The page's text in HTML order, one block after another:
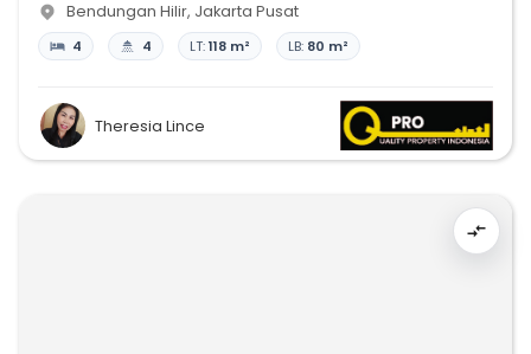
Bendungan Hilir, Jakarta Pusat
4 4 LT:118 m² LB: 80 m²
Theresia Lince